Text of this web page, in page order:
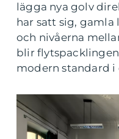
lägga nya golv
har satt sig,
och nivåerna
blir
modern standard